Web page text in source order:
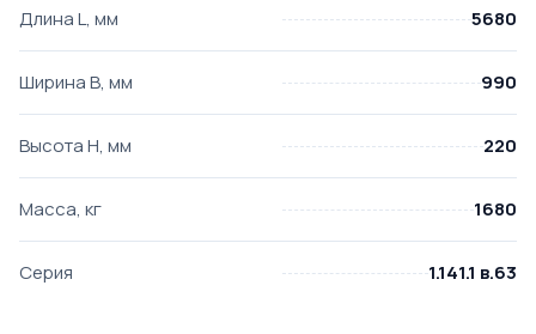
Длина L, мм 5680
Ширина B, мм 990
Высота H, мм 220
Масса, кг 1680
Серия 1.141.1 в.63